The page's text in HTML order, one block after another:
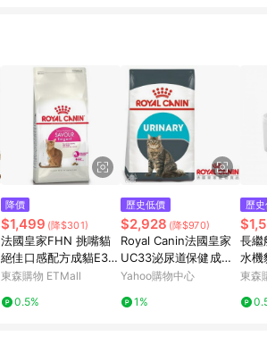
降價
$1,499 (降$301)
法國皇家FHN 挑嘴貓
絕佳口感配方成貓E35
4KG
東森購物 ETMall
0.5%
歷史低價
$2,928 (降$970)
Royal Canin法國皇家
UC33泌尿道保健成貓
飼料 4kg 2包組
Yahoo購物中心
1%
歷
長繼
水機
環過
東森